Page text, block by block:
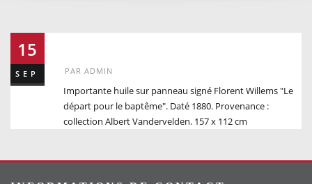
15
SEP PARADMIN
Importante huile sur panneau signé Florent Willems "Le
départ pour le baptême". Daté 1880. Provenance :
collection Albert Vandervelden. 157 x 112 cm